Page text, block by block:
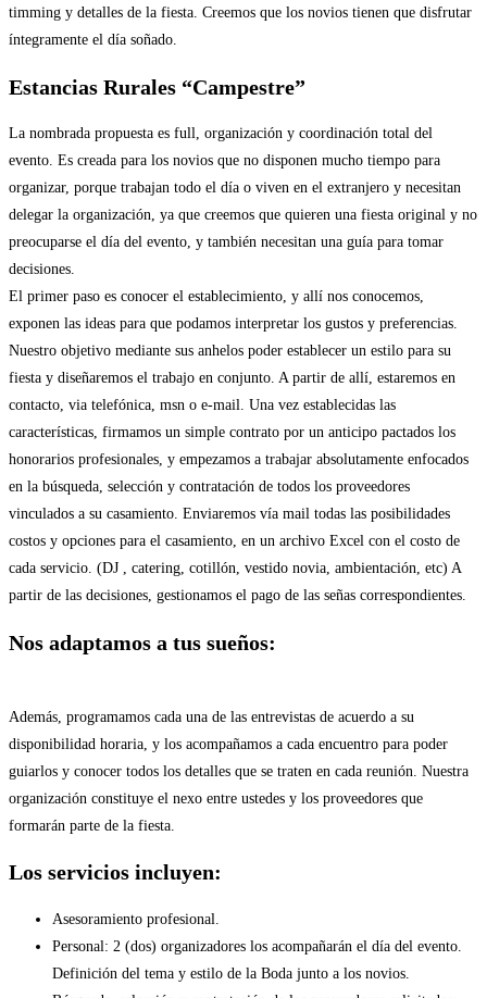
timming y detalles de la fiesta. Creemos que los novios tienen que disfrutar
íntegramente el día soñado.
Estancias Rurales “Campestre”
La nombrada propuesta es full, organización y coordinación total del
evento. Es creada para los novios que no disponen mucho tiempo para
organizar, porque trabajan todo el día o viven en el extranjero y necesitan
delegar la organización, ya que creemos que quieren una fiesta original y no
preocuparse el día del evento, y también necesitan una guía para tomar
decisiones.
El primer paso es conocer el establecimiento, y allí nos conocemos,
exponen las ideas para que podamos interpretar los gustos y preferencias.
Nuestro objetivo mediante sus anhelos poder establecer un estilo para su
fiesta y diseñaremos el trabajo en conjunto. A partir de allí, estaremos en
contacto, via telefónica, msn o e-mail. Una vez establecidas las
características, firmamos un simple contrato por un anticipo pactados los
honorarios profesionales, y empezamos a trabajar absolutamente enfocados
en la búsqueda, selección y contratación de todos los proveedores
vinculados a su casamiento. Enviaremos vía mail todas las posibilidades
costos y opciones para el casamiento, en un archivo Excel con el costo de
cada servicio. (DJ , catering, cotillón, vestido novia, ambientación, etc) A
partir de las decisiones, gestionamos el pago de las señas correspondientes.
Nos adaptamos a tus sueños:
Además, programamos cada una de las entrevistas de acuerdo a su
disponibilidad horaria, y los acompañamos a cada encuentro para poder
guiarlos y conocer todos los detalles que se traten en cada reunión. Nuestra
organización constituye el nexo entre ustedes y los proveedores que
formarán parte de la fiesta.
Los servicios incluyen:
Asesoramiento profesional.
Personal: 2 (dos) organizadores los acompañarán el día del evento.
Definición del tema y estilo de la Boda junto a los novios.